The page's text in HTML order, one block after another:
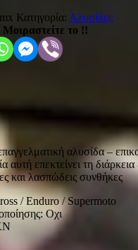
Κατηγορία: Αλυσίδες
το !!
αλυσίδα –
αυτή επεκτείνει τη
και λασπώδεις συνθήκες
/ Enduro / Supermoto
Οχι